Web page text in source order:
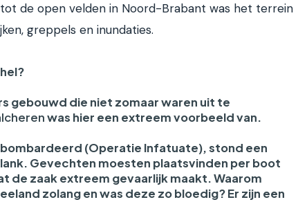
de open velden in Noord-Brabant was het terrein
greppels en inundaties.
gebouwd die niet zomaar waren uit te
was hier een extreem voorbeeld van.
(Operatie Infatuate), stond een
Gevechten moesten plaatsvinden per boot
de zaak extreem gevaarlijk maakt. Waarom
zolang en was deze zo bloedig? Er zijn een